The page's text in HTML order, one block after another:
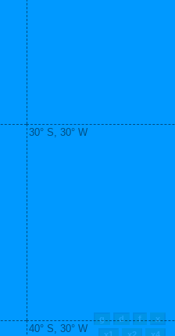
30° S, 30° W
40° S, 30° W